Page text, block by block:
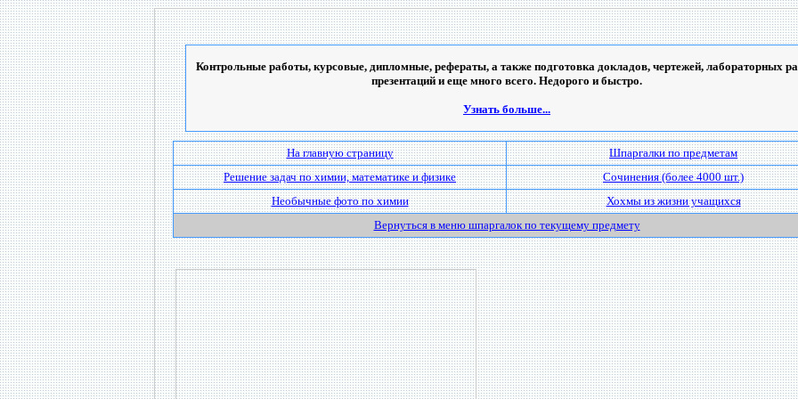
Контрольные работы, курсовые, дипломные, рефераты, а также подготовка докладов, чертежей, лабораторных
презентаций и еще много всего. Недорого и быстро.
Узнать больше...
На главную страницу
Шпаргалки по предметам
Решение задач по химии, математике и физике
Сочинения (более 4000 шт.)
Необычные фото по химии
Хохмы из жизни учащихся
Вернуться в меню шпаргалок по текущему предмету